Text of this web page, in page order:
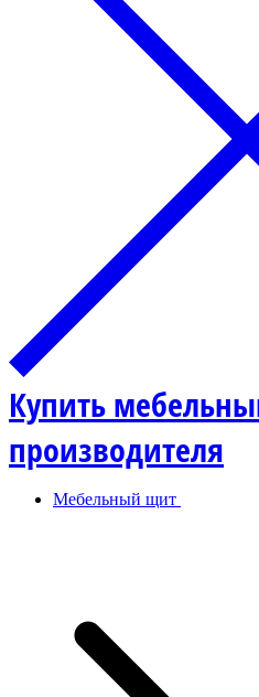
Купить
производителя
Мебельный щит